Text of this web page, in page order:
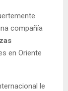
compañía
en Oriente
le